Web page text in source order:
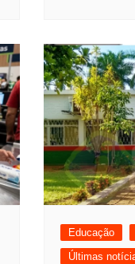
Educação
Últimas